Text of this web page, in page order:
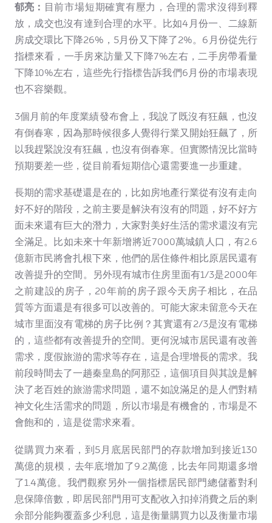
郁亮： 目前市場短期確實有壓力，合理的需求沒得到釋
放，成交也沒有達到合理的水平。比如4月份一、二線新
房成交環比下降26%，5月份又下降了2%。6月份從先行
指標來看，一手房來訪量又下降7%左右，二手房帶看量
下降10%左右，這些先行指標告訴我們6月份的市場表現
也不容樂觀。
3個月前的年度業績發布會上，我說了既沒有狂飆，也沒
有倒春寒，因為那時候很多人覺得行業又開始狂飆了，所
以我趕緊說沒有狂飆，也沒有倒春寒。但實際情況比當時
預期要差一些，從目前看短期信心還需要進一步重建。
長期的需求基礎還是在的，比如房地產行業從有沒有走向
好不好的階段，之前主要是解決有沒有的問題，好不好方
面未來還有巨大的潛力，大家對美好生活的需求還沒有完
全滿足。比如未來十年新增將近7000萬城鎮人口，有2.6
億新市民將會扎根下來，他們的居住條件相比原居民還有
改善提升的空間。另外現有城市住房里面有1/3是2000年
之前建設的房子，20年前的房子跟今天房子相比，在品
質等方面還是有很多可以改善的。可能大家未留意今天在
城市里面沒有電梯的房子比例？其實還有2/3是沒有電梯
的，這些都有改善提升的空間。更何況城市居民還有改善
需求，度假旅游的需求等存在，這是合理增長的需求。我
前段時間去了一趟秦皇島的阿那亞，這個項目與其說是解
決了老百姓的旅游需求問題，還不如說滿足的是人們對精
神文化生活需求的問題，所以市場是有機會的，市場是不
會飽和的，這是從需求來看。
從購買力來看，到5月底居民部門的存款增加到接近130
萬億的規模，去年底增加了9.2萬億，比去年同期還多增
了1.4萬億。我們觀察另外一個指標居民部門總儲蓄對利
息保障倍數，即居民部門用可支配收入扣掉消費之后的剩
余部分能夠覆蓋多少利息，這是衡量購買力以及衡量市場